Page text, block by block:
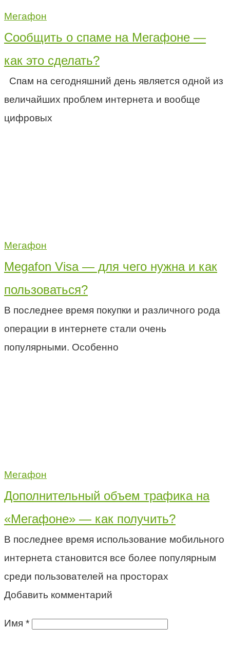
Мегафон
Сообщить о спаме на Мегафоне —
как это сделать?
Спам на сегодняшний день является одной из
величайших проблем интернета и вообще
цифровых
Мегафон
Megafon Visa — для чего нужна и как
пользоваться?
В последнее время покупки и различного рода
операции в интернете стали очень
популярными. Особенно
Мегафон
Дополнительный объем трафика на
«Мегафоне» — как получить?
В последнее время использование мобильного
интернета становится все более популярным
среди пользователей на просторах
Добавить комментарий
Имя *